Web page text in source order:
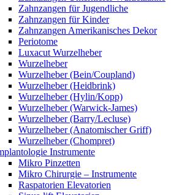
Zahnzangen für Jugendliche
Zahnzangen für Kinder
Zahnzangen Amerikanisches Dekor
Periotome
Luxacut Wurzelheber
Wurzelheber
Wurzelheber (Bein/Coupland)
Wurzelheber (Heidbrink)
Wurzelheber (Hylin/Kopp)
Wurzelheber (Warwick-James)
Wurzelheber (Barry/Lecluse)
Wurzelheber (Anatomischer Griff)
Wurzelheber (Chompret)
Instrumente
Mikro Pinzetten
Mikro Chirurgie – Instrumente
Raspatorien Elevatorien